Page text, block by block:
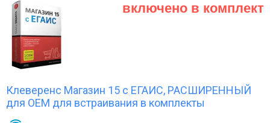
включено в комплект
Клеверенс Магазин 15 с ЕГАИС, РАСШИРЕННЫЙ
для OEM для встраивания в комплекты